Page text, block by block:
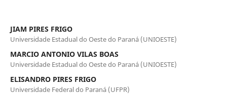
JIAM PIRES FRIGO
Universidade Estadual do Oeste do Paraná (UNIOESTE)
MARCIO ANTONIO VILAS BOAS
Universidade Estadual do Oeste do Paraná (UNIOESTE)
ELISANDRO PIRES FRIGO
Universidade Federal do Paraná (UFPR)